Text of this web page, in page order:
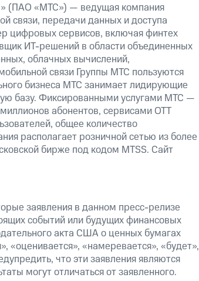
(ПАО «МТС») — ведущая компания
связи, передачи данных и доступа
цифровых сервисов, включая финтех
ИТ-решений в области объединенных
облачных вычислений,
связи Группы МТС пользуются
бизнеса МТС занимает лидирующие
базу. Фиксированными услугами МТС —
абонентов, сервисами OTT
общее количество
располагает розничной сетью из более
бирже под кодом MTSS. Сайт
заявления в данном пресс-релизе
событий или будущих финансовых
акта США о ценных бумагах
«оценивается», «намеревается», «будет»,
что эти заявления являются
могут отличаться от заявленного.